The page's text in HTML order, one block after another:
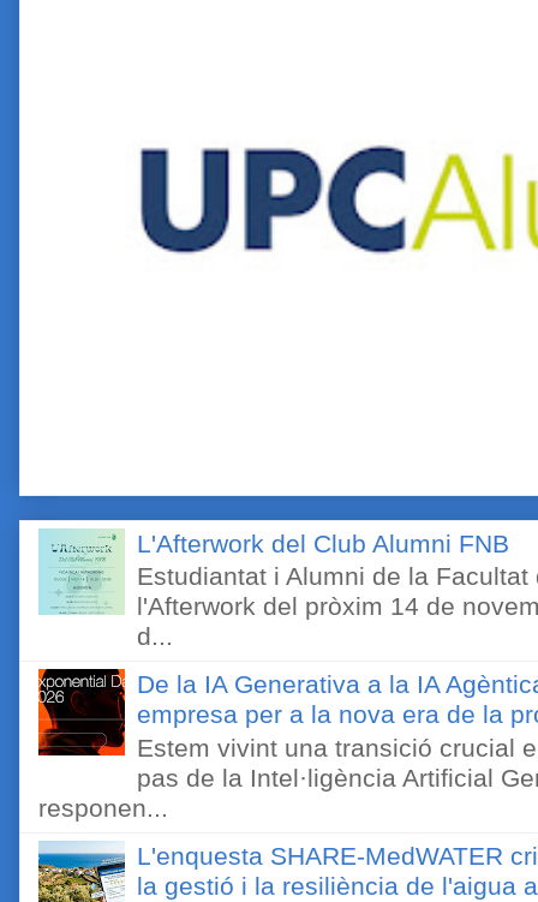
L'Afterwork del Club Alumni FNB
Estudiantat i Alumni de la
l'Afterwork del pròxim 14 de
d...
De la IA Generativa a la IA
empresa per a la nova era de la
Estem vivint una transició crucial
pas de la Intel·ligència Artificial
responen...
L'enquesta SHARE-MedWATER
la gestió i la resiliència de l'aigua